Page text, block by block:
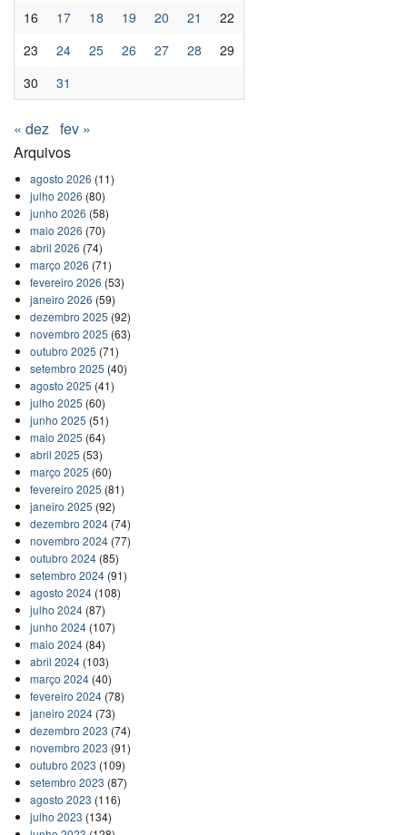
16 17 18 19 20 21
22
23
24 25 26 27 28
29
30
31
« dez fev »
Arquivos
agosto 2026 (11)
julho 2026 (80)
junho 2026 (58)
maio 2026 (70)
abril 2026 (74)
março 2026 (71)
fevereiro 2026 (53)
janeiro 2026 (59)
dezembro 2025 (92)
novembro 2025 (63)
outubro 2025 (71)
setembro 2025 (40)
agosto 2025 (41)
julho 2025 (60)
junho 2025 (51)
maio 2025 (64)
abril 2025 (53)
março 2025 (60)
fevereiro 2025 (81)
janeiro 2025 (92)
dezembro 2024(74)
novembro 2024(77)
outubro 2024(85)
setembro 2024(91)
agosto 2024(108)
julho 2024(87)
junho 2024(107)
maio 2024(84)
abril 2024(103)
março 2024(40)
fevereiro 2024(78)
janeiro 2024(73)
dezembro 2023 (74)
novembro 2023 (91)
outubro 2023 (109)
setembro 2023 (87)
agosto 2023 (116)
julho 2023 (134)